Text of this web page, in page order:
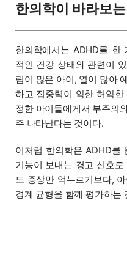
한의학이 바라보
한의학에서는 ADHD를 한
적인 건강 상태와 관련이
림이 많은 아이, 열이 많아
하고 집중력이 약한 허약
정한 아이들에게서 부주의
주 나타난다는 것이다.
이처럼 한의학은 ADHD를
기능이 보내는 경고 신호
도 증상만 억누르기보다, 아
경계 균형을 함께 평가하는